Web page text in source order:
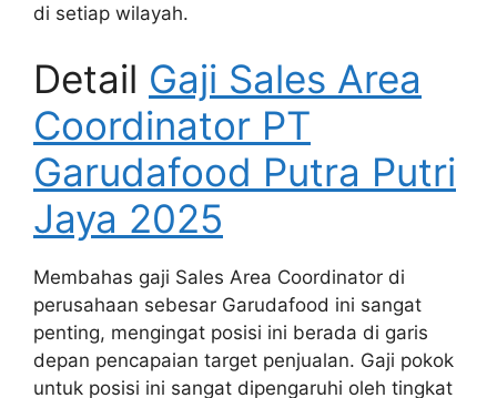
di setiap wilayah.
Detail Gaji Sales Area
Coordinator PT
Garudafood Putra Putri
Jaya 2025
Membahas gaji Sales Area Coordinator di
perusahaan sebesar Garudafood ini sangat
penting, mengingat posisi ini berada di garis
depan pencapaian target penjualan. Gaji pokok
untuk posisi ini sangat dipengaruhi oleh tingkat